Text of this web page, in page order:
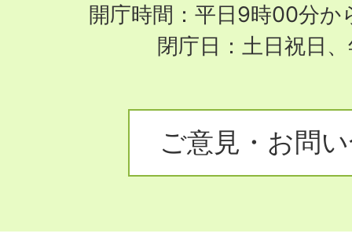
開庁時間：平日9時00分か
閉庁日：土日祝日
ご意見・お問